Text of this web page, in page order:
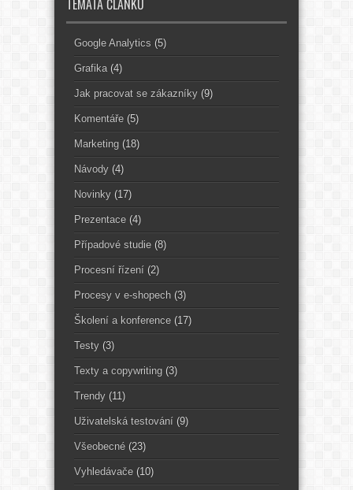
Google Analytics (5)
Grafika (4)
Jak pracovat se zákazníky (9)
Komentáře (5)
Marketing (18)
Návody (4)
Novinky (17)
Prezentace (4)
Případové studie (8)
Procesní řízení (2)
Procesy v e-shopech (3)
Školení a konference (17)
Testy (3)
Texty a copywriting (3)
Trendy (11)
Uživatelská testování (9)
Všeobecné (23)
Vyhledávače (10)